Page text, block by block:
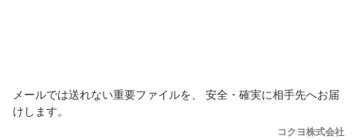
メールでは送れない重要ファイルを、 安全・確実に相手先へお届
けします。
コクヨ株式会社